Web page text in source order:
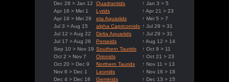
Dec 28 > Jan 12 Quadrantids
↑ Jan 3 > 5
Apr 16 > Mei 1
Lyrids
↑ Apr 21 > 23
Apr 19 > Mei 29
eta Aquariids
↑ Mei 5 > 7
Jul 3 > Aug 15
alpha Capricornids ↑ Jul 29 > 31
Jul 12 > Aug 22
Delta Aquariids
↑ Jul 29 > 31
Jul 17 > Aug 26
Perseids
↑ Aug 12 > 14
Sep 10 > Nov 19 Southern Taurids
↑ Oct 9 > 11
Oct 2 > Nov 7
Orionids
↑ Oct 21 > 23
Oct 20 > Dec 9
Northern Taurids
↑ Nov 11 > 13
Nov 6 > Dec 1
Leonids
↑ Nov 16 > 18
Dec 4 > Dec 18
Geminids
↑ Dec 13 > 15